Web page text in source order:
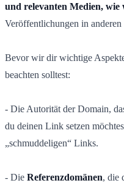
und relevanten Medien, wie
Veröffentlichungen in
Bevor wir dir wichtige
beachten solltest:
- Die Autorität der Domain,
du deinen Link setzen
„schmuddeligen“ Links.
- Die Referenzdomänen, die